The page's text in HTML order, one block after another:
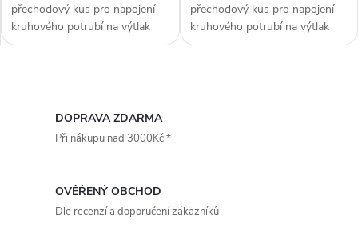
přechodový kus pro napojení
kruhového potrubí na výtlak
pro ventilátory CMB/CMT
přechodový kus pro napojení
kruhového potrubí na výtlak
pro ventilátory CMB/CMT
DOPRAVA ZDARMA
Při nákupu nad 3000Kč *
OVĚŘENÝ OBCHOD
Dle recenzí a doporučení zákazníků